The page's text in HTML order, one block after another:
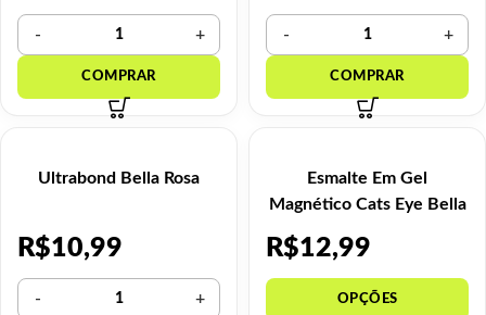
Ultrabond Bella Rosa
R$10,99
Esmalte Em Gel
Magnético Cats Eye Bella
R$12,99